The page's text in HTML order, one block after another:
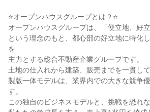
⭐オープンハウスグループとは？⭐
オープンハウスグループは、「便立地、好立
という理念のもと、都心部の好立地に特化
を
主力とする総合不動産企業グループです。
土地の仕入れから建築、販売までを一貫し
製版一体モデルは、業界内での大きな競争
す。
この独自のビジネスモデルと、挑戦を恐れ